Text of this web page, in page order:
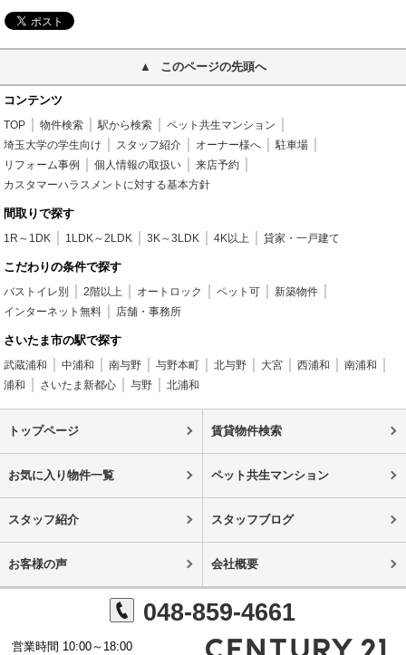
このページの先頭へ
コンテンツ
TOP 物件検索 駅から検索
ペット共生マンション
埼玉大学の学生向け
スタッフ紹介 オーナー様へ
駐車場
リフォーム事例
個人情報の取扱い
来店予約
カスタマーハラスメントに対する基本方針
間取りで探す
1R～1DK 1LDK～2LDK 3K～3LDK 4K以上 貸家・一戸建て
こだわりの条件で探す
バストイレ別 2階以上 オートロック ペット可
新築物件
インターネット無料
店舗・事務所
さいたま市の駅で探す
武蔵浦和 中浦和 南与野 与野本町 北与野 大宮 西浦和
南浦和
浦和
さいたま新都心 与野 北浦和
トップページ 賃貸物件検索
お気に入り物件一覧 ペット共生マンション
スタッフ紹介 スタッフブログ
お客様の声 会社概要
048-859-4661
営業時間 10:00～18:00